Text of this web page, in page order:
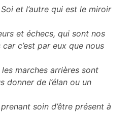
et l’autre qui est le miroir
et échecs, qui sont nos
c’est par eux que nous
marches arrières sont
donner de l’élan ou un
soin d’être présent à